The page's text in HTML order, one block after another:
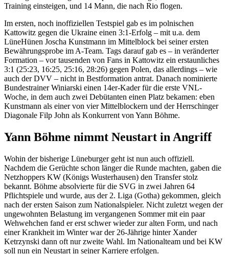
Training einsteigen, und 14 Mann, die nach Rio flogen.
Im ersten, noch inoffiziellen Testspiel gab es im polnischen
Kattowitz gegen die Ukraine einen 3:1-Erfolg – mit u.a. dem
LüneHünen Joscha Kunstmann im Mittelblock bei seiner ersten
Bewährungsprobe im A-Team. Tags darauf gab es – in veränderter
Formation – vor tausenden von Fans in Kattowitz ein erstaunliches
3:1 (25:23, 16:25, 25:16, 28:26) gegen Polen, das allerdings – wie
auch der DVV – nicht in Bestformation antrat. Danach nominierte
Bundestrainer Winiarski einen 14er-Kader für die erste VNL-
Woche, in dem auch zwei Debütanten einen Platz bekamen: eben
Kunstmann als einer von vier Mittelblockern und der Herrschinger
Diagonale Filp John als Konkurrent von Yann Böhme.
Yann Böhme nimmt Neustart in Angriff
Wohin der bisherige Lüneburger geht ist nun auch offiziell.
Nachdem die Gerüchte schon länger die Runde machten, gaben die
Netzhoppers KW (Königs Wusterhausen) den Transfer stolz
bekannt. Böhme absolvierte für die SVG in zwei Jahren 64
Pflichtspiele und wurde, aus der 2. Liga (Gotha) gekommen, gleich
nach der ersten Saison zum Nationalspieler. Nicht zuletzt wegen der
ungewohnten Belastung im vergangenen Sommer mit ein paar
Wehwehchen fand er erst schwer wieder zur alten Form, und nach
einer Krankheit im Winter war der 26-Jährige hinter Xander
Ketrzynski dann oft nur zweite Wahl. Im Nationalteam und bei KW
soll nun ein Neustart in seiner Karriere erfolgen.